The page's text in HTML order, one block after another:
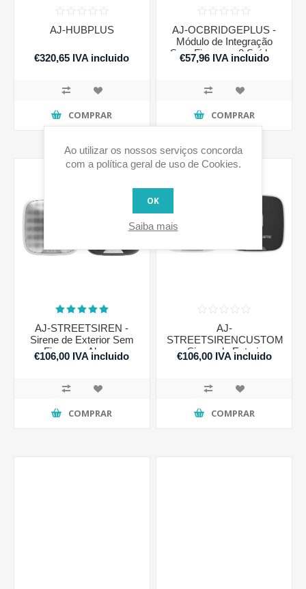
AJ-HUBPLUS
€320,65 IVA incluido
COMPRAR
AJ-OCBRIDGEPLUS -
Módulo de Integração
Sem Fios com 8 Saídas
de Relé
€57,96 IVA incluido
COMPRAR
AJ-STREETSIREN -
Sirene de Exterior Sem
Fios para Alarme
€106,00 IVA incluido
COMPRAR
AJ-
STREETSIRENCUSTOM
- Sirene de Exterior
(Personalizável)
€106,00 IVA incluido
COMPRAR
Ao utilizar os nossos serviços concorda
com a política geral de uso de Cookies.
OK
Saiba mais